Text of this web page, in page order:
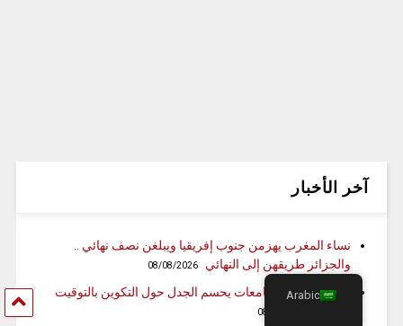
آخر الأخبار
نساء المغرب يهزمن جنوب إفريقيا ويبلغن نصف نهائي ..
والجزائر طريقهن إلى النهائي
08/08/2026
منتدى رؤساء الجامعات يحسم الجدل حول التكوين بالتوقيت
08/08/2026
Arabic